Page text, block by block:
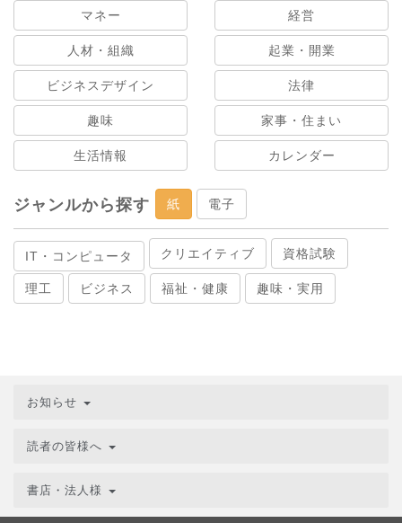
マネー 経営
人材・組織 起業・開業
ビジネスデザイン 法律
趣味 家事・住まい
生活情報 カレンダー
ジャンルから探す 紙 電子
IT・コンピュータ クリエイティブ 資格試験
理工 ビジネス 福祉・健康 趣味・実用
お知らせ
読者の皆様へ
書店・法人様